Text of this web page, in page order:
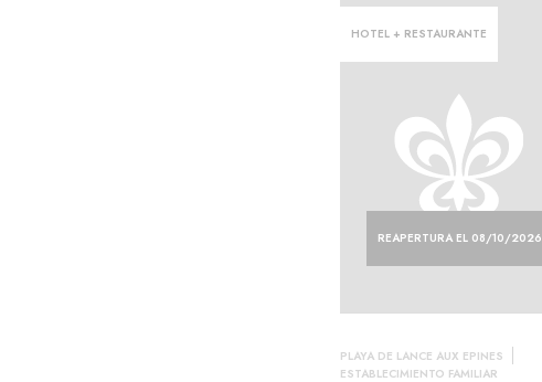
REAPERTURA EL 08/10/2026
HOTEL + RESTAURANTE
PLAYA DE LANCE AUX EPINES
ESTABLECIMIENTO FAMILIAR